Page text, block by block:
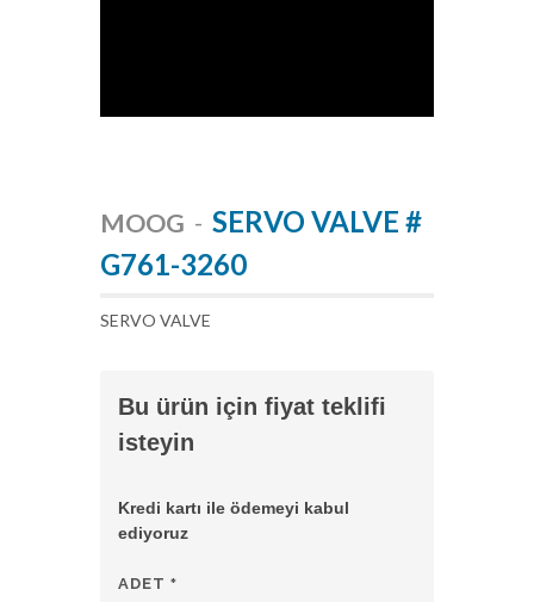
MOOG - SERVO VALVE #
G761-3260
SERVO VALVE
Bu ürün için fiyat teklifi
isteyin
Kredi kartı ile ödemeyi kabul
ediyoruz
ADET *